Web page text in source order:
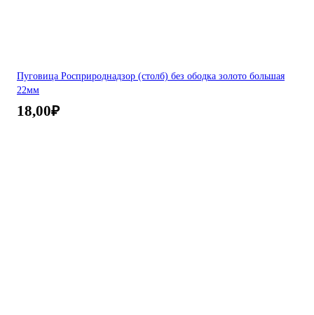
Пуговица Росприроднадзор (столб) без ободка золото большая
22мм
18,00₽